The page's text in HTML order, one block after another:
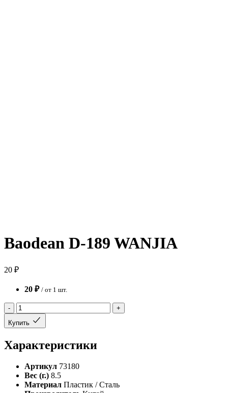
Baodean D-189 WANJIA
20 ₽
20 ₽ / от 1 шт.
-
+
Купить
Характеристики
Артикул 73180
Вес (г.) 8.5
Материал Пластик / Сталь